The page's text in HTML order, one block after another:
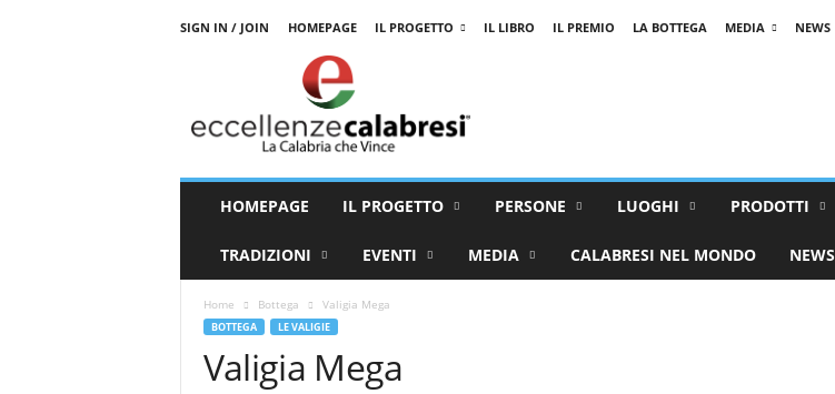
SIGN IN / JOIN HOMEPAGE IL PROGETTO IL LIBRO IL PREMIO LA BOTTEGA MEDIA NEWS
HOMEPAGE IL PROGETTO PERSONE LUOGHI PRODOTTI
TRADIZIONI EVENTI MEDIA CALABRESI NEL MONDO NEWS
Home Bottega Valigia Mega
BOTTEGA LE VALIGIE
Valigia Mega